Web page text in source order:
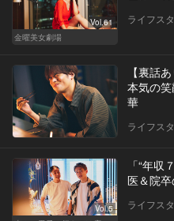
Vol.61
金曜美女劇場
ライフス
【裏話
本気の
華
ライフス
Vol.5
「“年
医＆院
ライフス